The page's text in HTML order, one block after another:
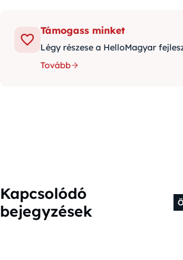
Támogass minket
Légy részese a HelloMagyar
Tovább
Kapcsolódó
bejegyzések